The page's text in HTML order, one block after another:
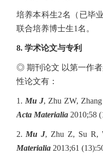
培养本科生2名（已毕
联合培养博士生1名。
8. 学术论文与专利
◎ 期刊论文 以第一作
性论文有：
1. Mu J, Zhu ZW,
Acta Materialia2010;58
2. Mu J, Zhu Z, Su R,
Materialia2013;61